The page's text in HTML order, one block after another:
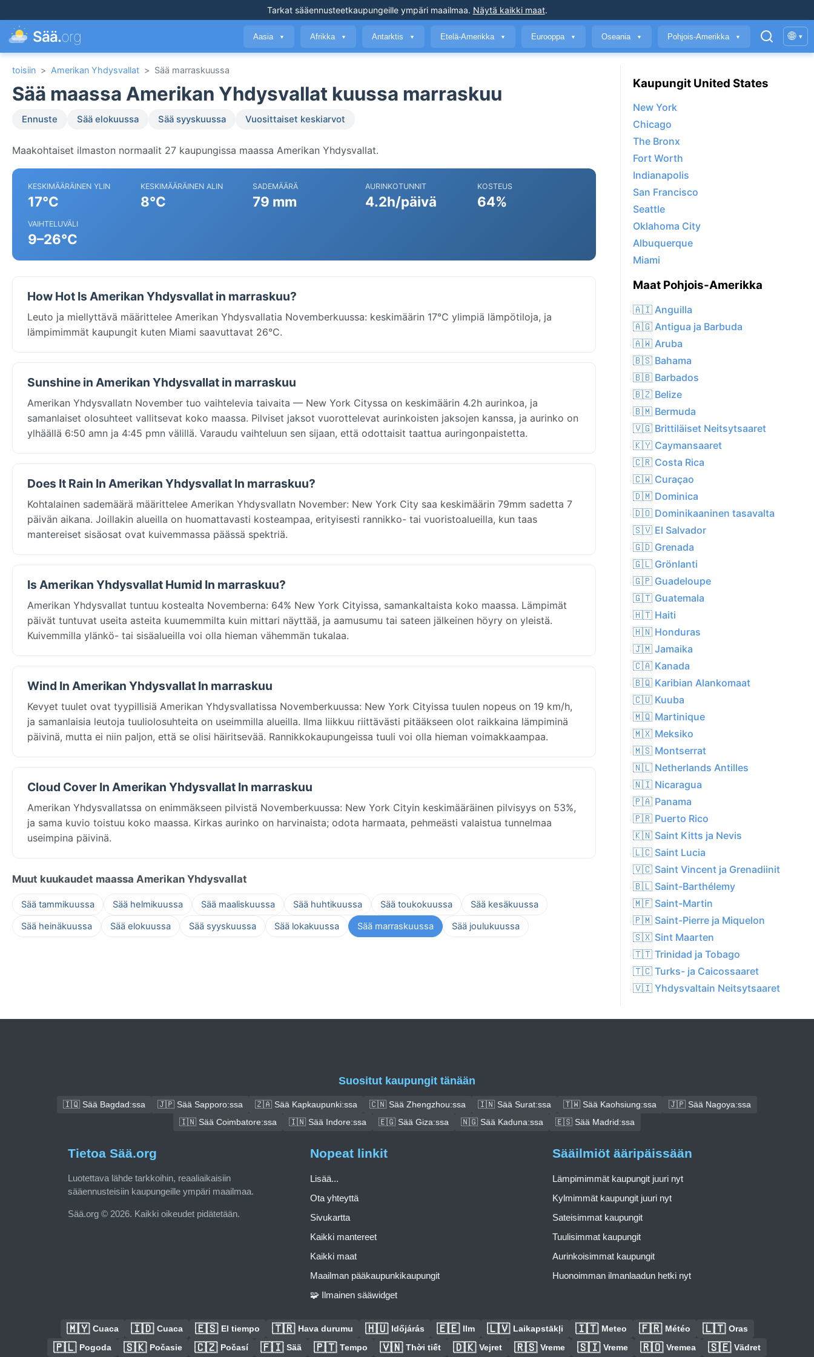
Tarkat sääennusteetkaupungeille ympäri maailmaa. Näytä kaikki maat.
Sää.org Aasia ▼ Afrikka ▼ Antarktis ▼ Etelä-Amerikka ▼ Eurooppa ▼ Oseania ▼ Pohjois-Amerikka ▼ 🌐 ▾
toisiin > Amerikan Yhdysvallat > Sää marraskuussa
Sää maassa Amerikan Yhdysvallat kuussa marraskuu
Ennuste Sää elokuussa Sää syyskuussa Vuosittaiset keskiarvot
Maakohtaiset ilmaston normaalit 27 kaupungissa maassa Amerikan Yhdysvallat.
KESKIMÄÄRÄINEN YLIN
17°C
KESKIMÄÄRÄINEN ALIN
8°C
SADEMÄÄRÄ
79 mm
AURINKOTUNNIT
4.2h/päivä
KOSTEUS
64%
VAIHTELUVÄLI
9–26°C
How Hot Is Amerikan Yhdysvallat in marraskuu?
Leuto ja miellyttävä määrittelee Amerikan Yhdysvallatia Novemberkuussa: keskimäärin 17°C ylimpiä lämpötiloja, ja
lämpimimmät kaupungit kuten Miami saavuttavat 26°C.
Sunshine in Amerikan Yhdysvallat in marraskuu
Amerikan Yhdysvallatn November tuo vaihtelevia taivaita — New York Cityssa on keskimäärin 4.2h aurinkoa, ja
samanlaiset olosuhteet vallitsevat koko maassa. Pilviset jaksot vuorottelevat aurinkoisten jaksojen kanssa, ja aurinko on
ylhäällä 6:50 amn ja 4:45 pmn välillä. Varaudu vaihteluun sen sijaan, että odottaisit taattua auringonpaistetta.
Does It Rain In Amerikan Yhdysvallat In marraskuu?
Kohtalainen sademäärä määrittelee Amerikan Yhdysvallatn November: New York City saa keskimäärin 79mm sadetta 7
päivän aikana. Joillakin alueilla on huomattavasti kosteampaa, erityisesti rannikko- tai vuoristoalueilla, kun taas
mantereiset sisäosat ovat kuivemmassa päässä spektriä.
Is Amerikan Yhdysvallat Humid In marraskuu?
Amerikan Yhdysvallat tuntuu kostealta Novemberna: 64% New York Cityissa, samankaltaista koko maassa. Lämpimät
päivät tuntuvat useita asteita kuumemmilta kuin mittari näyttää, ja aamusumu tai sateen jälkeinen höyry on yleistä.
Kuivemmilla ylänkö- tai sisäalueilla voi olla hieman vähemmän tukalaa.
Wind In Amerikan Yhdysvallat In marraskuu
Kevyet tuulet ovat tyypillisiä Amerikan Yhdysvallatissa Novemberkuussa: New York Cityissa tuulen nopeus on 19 km/h,
ja samanlaisia leutoja tuuliolosuhteita on useimmilla alueilla. Ilma liikkuu riittävästi pitääkseen olot raikkaina lämpiminä
päivinä, mutta ei niin paljon, että se olisi häiritsevää. Rannikkokaupungeissa tuuli voi olla hieman voimakkaampaa.
Cloud Cover In Amerikan Yhdysvallat In marraskuu
Amerikan Yhdysvallatssa on enimmäkseen pilvistä Novemberkuussa: New York Cityin keskimääräinen pilvisyys on 53%,
ja sama kuvio toistuu koko maassa. Kirkas aurinko on harvinaista; odota harmaata, pehmeästi valaistua tunnelmaa
useimpina päivinä.
Muut kuukaudet maassa Amerikan Yhdysvallat
Sää tammikuussa Sää helmikuussa Sää maaliskuussa Sää huhtikuussa Sää toukokuussa
Sää kesäkuussa
Sää heinäkuussa
Sää elokuussa Sää syyskuussa Sää lokakuussa Sää marraskuussa Sää joulukuussa
Kaupungit United States
New York
Chicago
The Bronx
Fort Worth
Indianapolis
San Francisco
Seattle
Oklahoma City
Albuquerque
Miami
Maat Pohjois-Amerikka
🇦🇮 Anguilla
🇦🇬 Antigua ja Barbuda
🇦🇼 Aruba
🇧🇸 Bahama
🇧🇧 Barbados
🇧🇿 Belize
🇧🇲 Bermuda
🇻🇬 Brittiläiset Neitsytsaaret
🇰🇾 Caymansaaret
🇨🇷 Costa Rica
🇨🇼 Curaçao
🇩🇲 Dominica
🇩🇴 Dominikaaninen tasavalta
🇸🇻 El Salvador
🇬🇩 Grenada
🇬🇱 Grönlanti
🇬🇵 Guadeloupe
🇬🇹 Guatemala
🇭🇹 Haiti
🇭🇳 Honduras
🇯🇲 Jamaika
🇨🇦 Kanada
🇧🇶 Karibian Alankomaat
🇨🇺 Kuuba
🇲🇶 Martinique
🇲🇽 Meksiko
🇲🇸 Montserrat
🇳🇱 Netherlands Antilles
🇳🇮 Nicaragua
🇵🇦 Panama
🇵🇷 Puerto Rico
🇰🇳 Saint Kitts ja Nevis
🇱🇨 Saint Lucia
🇻🇨 Saint Vincent ja Grenadiinit
🇧🇱 Saint-Barthélemy
🇲🇫 Saint-Martin
🇵🇲 Saint-Pierre ja Miquelon
🇸🇽 Sint Maarten
🇹🇹 Trinidad ja Tobago
🇹🇨 Turks- ja Caicossaaret
🇻🇮 Yhdysvaltain Neitsytsaaret
Suositut kaupungit tänään
🇮🇶 Sää Bagdad:ssa 🇯🇵 Sää Sapporo:ssa 🇿🇦 Sää Kapkaupunki:ssa 🇨🇳 Sää Zhengzhou:ssa 🇮🇳 Sää Surat:ssa 🇹🇼 Sää Kaohsiung:ssa
🇯🇵 Sää Nagoya:ssa
🇮🇳 Sää Coimbatore:ssa
🇮🇳 Sää Indore:ssa 🇪🇬 Sää Giza:ssa 🇳🇬 Sää Kaduna:ssa 🇪🇸 Sää Madrid:ssa
Tietoa Sää.org
Luotettava lähde tarkkoihin, reaaliaikaisiin
sääennusteisiin kaupungeille ympäri maailmaa.
Sää.org © 2026. Kaikki oikeudet pidätetään.
Nopeat linkit
Lisää...
Ota yhteyttä
Sivukartta
Kaikki mantereet
Kaikki maat
Maailman pääkaupunkikaupungit
🧩 Ilmainen sääwidget
Sääilmiöt ääripäissään
Lämpimimmät kaupungit juuri nyt
Kylmimmät kaupungit juuri nyt
Sateisimmat kaupungit
Tuulisimmat kaupungit
Aurinkoisimmat kaupungit
Huonoimman ilmanlaadun hetki nyt
🇲🇾 Cuaca 🇮🇩 Cuaca 🇪🇸 El tiempo 🇹🇷 Hava durumu 🇭🇺 Időjárás 🇪🇪 Ilm 🇱🇻 Laikapstākļi 🇮🇹 Meteo 🇫🇷 Météo 🇱🇹 Oras
🇵🇱 Pogoda 🇸🇰 Počasie 🇨🇿 Počasí 🇫🇮 Sää 🇵🇹 Tempo 🇻🇳 Thời tiết 🇩🇰 Vejret 🇷🇸 Vreme 🇸🇮 Vreme 🇷🇴 Vremea 🇸🇪 Vädret